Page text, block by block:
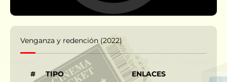
Venganza y redención (2022)
# TIPO ENLACES